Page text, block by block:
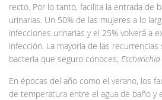
recto. Por lo tanto, facilita la entrada de
urinarias. Un 50% de las mujeres a lo
infecciones urinarias y el 25% volverá a
infección. La mayoría de las
bacteria que seguro conoces,
En épocas del año como el verano, los
de temperatura entre el agua de baño y